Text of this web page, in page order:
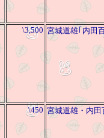
\3,500 宮城道雄｢内田
\450 宮城道雄・内